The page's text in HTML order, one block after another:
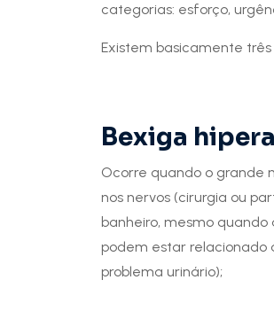
categorias: esforço,
Existem basicamente
Bexiga
Ocorre quando o grande
nos nervos (cirurgia ou
banheiro, mesmo
podem estar relacionado
problema urinário);